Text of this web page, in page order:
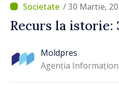
/ 30 Martie,
Recurs la istorie:
Moldpres
Agenția